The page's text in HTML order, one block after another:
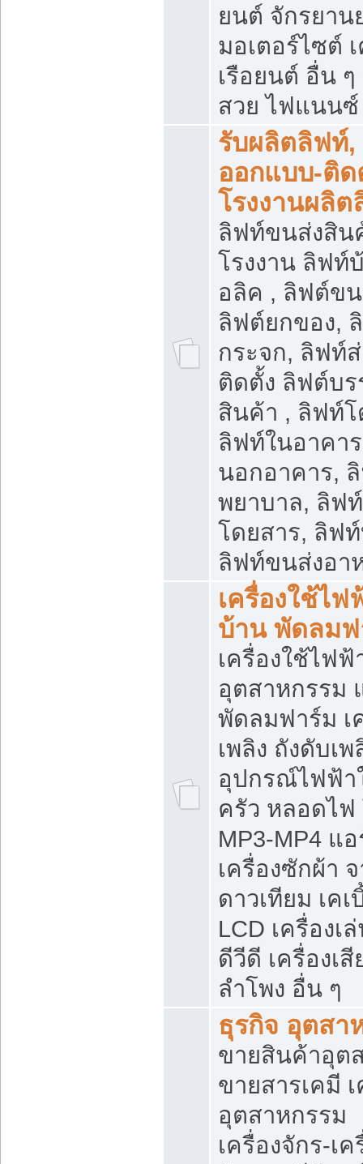
ยนต์ จักรยาน
มอเตอร์ไซต์
เรือยนต์ อื่น ๆ
สวย ไฟแนนซ์
รับผลิตลิฟท์,
ออกแบบ-ติ
โรงงานผลิ
ลิฟท์ขนส่งสิน
โรงงาน ลิฟท์
อลิค , ลิฟต์ข
ลิฟต์ยกของ,
กระจก, ลิฟท์
ติดตั้ง ลิฟต์บร
สินค้า , ลิฟท์โ
ลิฟท์ในอาคา
นอกอาคาร,
พยาบาล, ลิฟท์
โดยสาร, ลิฟ
ลิฟท์ขนส่งอา
เครื่องใช้ไฟ
บ้าน พัดลมฟ
เครื่องใช้ไฟ
อุตสาหกรรม
พัดลมฟาร์ม เ
เพลิง ถังดับเพ
อุปกรณ์ไฟฟ้า
ครัว หลอดไฟ
MP3-MP4 แ
เครื่องซักผ้า
ดาวเทียม เคเ
LCD เครื่องเ
ดีวีดี เครื่องเ
ลำโพง อื่น ๆ
ธุรกิจ อุตสา
ขายสินค้าอุต
ขายสารเคมี
อุตสาหกรรม
เครื่องจักร-เ